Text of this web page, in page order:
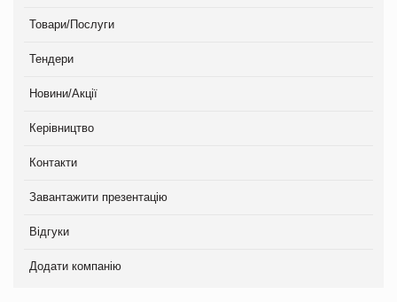
Товари/Послуги
Тендери
Новини/Акції
Керівництво
Контакти
Завантажити презентацію
Відгуки
Додати компанію